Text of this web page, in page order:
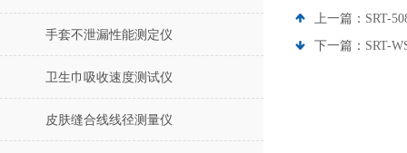
手套不泄漏性能测定仪
卫生巾吸收速度测试仪
皮肤缝合线线径测量仪
上一篇： SRT-
下一篇： SRT-